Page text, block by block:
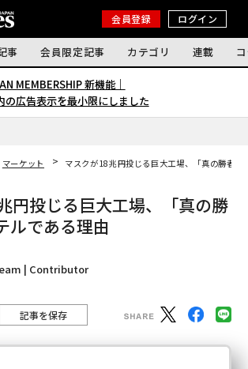
会員登録 ログイン
事 会員限定記事 カテゴリ 連載
MEMBERSHIP 新機能｜
の広告表示を最小限にしました
マーケット
マスクが18兆円投じる巨大工場、「真の勝者」
円投じる巨大工場、「真の勝
ルである理由
| Contributor
記事を保存